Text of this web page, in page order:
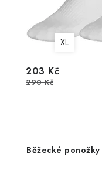
XL
203 Kč
290 Kč
Běžecké ponožky